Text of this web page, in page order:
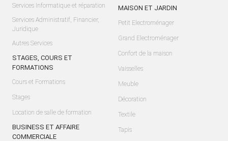
Services Informatique et réparation
Services Administratif, Financier,
Juridique
Autres Services
STAGES, COURS ET
FORMATIONS
Cours et Formations
Stages
Location de salle de formation
BUSINESS ET AFFAIRE
COMMERCIALE
MAISON ET JARDIN
Petit Electroménager
Grand Electroménager
Confort de la maison
Vaisselles
Meuble
Décoration
Textile
Tapis